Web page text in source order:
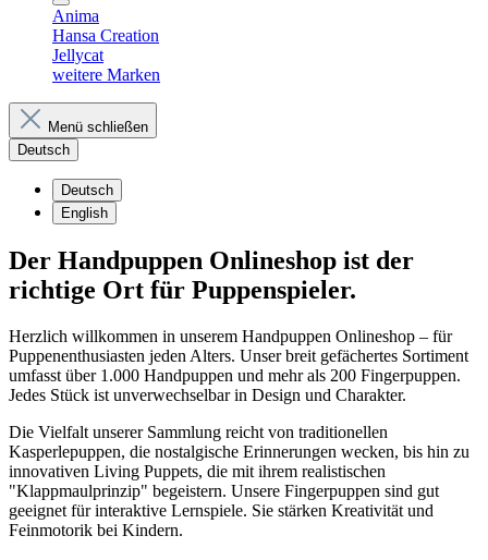
Anima
Hansa Creation
Jellycat
weitere Marken
Menü schließen
Deutsch
Deutsch
English
Der Handpuppen Onlineshop ist der
richtige Ort für Puppenspieler.
Herzlich willkommen in unserem Handpuppen Onlineshop – für
Puppenenthusiasten jeden Alters. Unser breit gefächertes Sortiment
umfasst über 1.000 Handpuppen und mehr als 200 Fingerpuppen.
Jedes Stück ist unverwechselbar in Design und Charakter.
Die Vielfalt unserer Sammlung reicht von traditionellen
Kasperlepuppen, die nostalgische Erinnerungen wecken, bis hin zu
innovativen Living Puppets, die mit ihrem realistischen
"Klappmaulprinzip" begeistern. Unsere Fingerpuppen sind gut
geeignet für interaktive Lernspiele. Sie stärken Kreativität und
Feinmotorik bei Kindern.